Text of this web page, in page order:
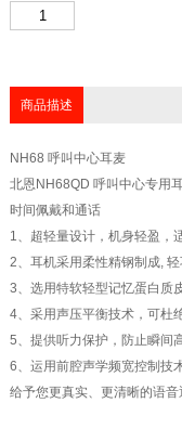
商品描述
NH68 呼叫中心耳麦
北恩NH68QD 呼叫中心专用
时间佩戴和通话
1、超轻量设计，机身轻盈，
2、耳机采用柔性精钢制成, 轻
3、选用特软轻型记忆蛋白质
4、采用声压平衡技术，可杜
5、提供听力保护，防止瞬间
6、运用前腔声学频宽控制技
给予您更真实、更清晰的语音